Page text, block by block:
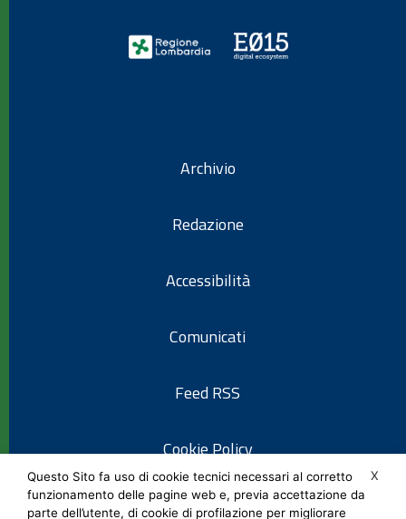
Archivio
Redazione
Accessibilità
Comunicati
Feed RSS
Cookie Policy
Informativa privacy
X
Questo Sito fa uso di cookie tecnici necessari al corretto
funzionamento delle pagine web e, previa accettazione da
parte dell’utente, di cookie di profilazione per migliorare